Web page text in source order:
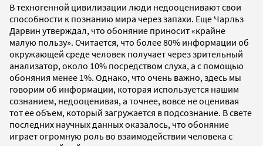
В техногенной цивилизации люди недооценивают свои
способности к познанию мира через запахи. Еще Чарльз
Дарвин утверждал, что обоняние приносит «крайне
малую пользу». Считается, что более 80% информации об
окружающей среде человек получает через зрительный
анализатор, около 10% посредством слуха, а с помощью
обоняния менее 1%. Однако, что очень важно, здесь мы
говорим об информации, которая используется нашим
сознанием, недооценивая, а точнее, вовсе не оценивая
тот ее объем, который загружается в подсознание. В свете
последних научных данных оказалось, что обоняние
играет огромную роль во взаимодействии человека с